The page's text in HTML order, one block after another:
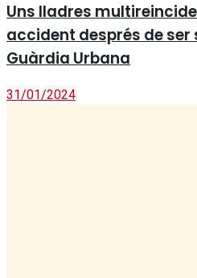
Uns lladres
accident després de ser
Guàrdia Urbana
31/01/2024